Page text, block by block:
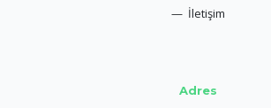
— İletişim
Adres